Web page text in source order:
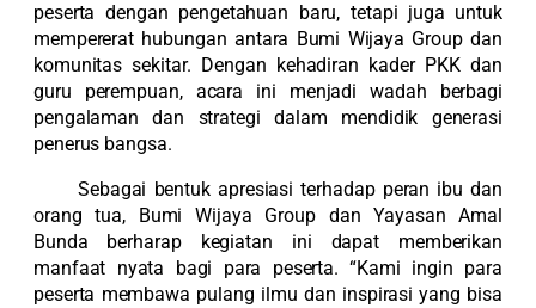
peserta dengan pengetahuan baru, tetapi juga untuk
mempererat hubungan antara Bumi Wijaya Group dan
komunitas sekitar. Dengan kehadiran kader PKK dan
guru perempuan, acara ini menjadi wadah berbagi
pengalaman dan strategi dalam mendidik generasi
penerus bangsa.
Sebagai bentuk apresiasi terhadap peran ibu dan
orang tua, Bumi Wijaya Group dan Yayasan Amal
Bunda berharap kegiatan ini dapat memberikan
manfaat nyata bagi para peserta. “Kami ingin para
peserta membawa pulang ilmu dan inspirasi yang bisa